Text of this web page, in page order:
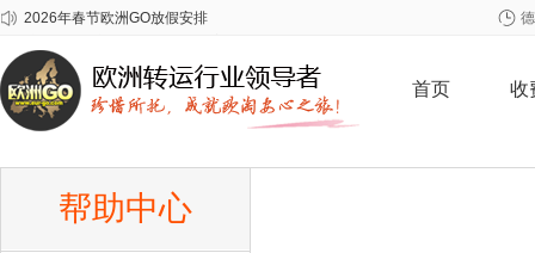
2026年春节欧洲GO放假安排
关于爱他美问题批次奶粉召回事宜
首页 收
帮助中心